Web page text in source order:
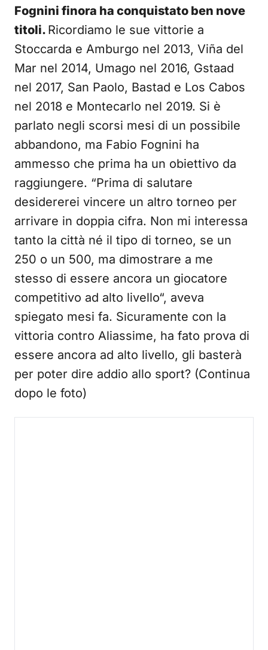
Fognini finora ha conquistato ben nove
titoli. Ricordiamo le sue vittorie a
Stoccarda e Amburgo nel 2013, Viña del
Mar nel 2014, Umago nel 2016, Gstaad
nel 2017, San Paolo, Bastad e Los Cabos
nel 2018 e Montecarlo nel 2019. Si è
parlato negli scorsi mesi di un possibile
abbandono, ma Fabio Fognini ha
ammesso che prima ha un obiettivo da
raggiungere. “Prima di salutare
desidererei vincere un altro torneo per
arrivare in doppia cifra. Non mi interessa
tanto la città né il tipo di torneo, se un
250 o un 500, ma dimostrare a me
stesso di essere ancora un giocatore
competitivo ad alto livello“, aveva
spiegato mesi fa. Sicuramente con la
vittoria contro Aliassime, ha fato prova di
essere ancora ad alto livello, gli basterà
per poter dire addio allo sport? (Continua
dopo le foto)